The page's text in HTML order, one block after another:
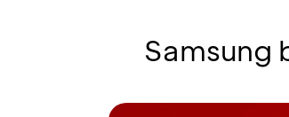
Samsung